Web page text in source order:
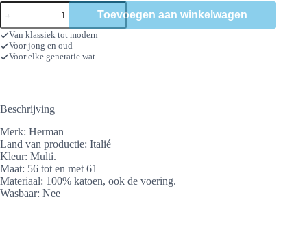
Flatcap
Forest
aantal
Toevoegen aan winkelwagen
Van klassiek tot modern
Voor jong en oud
Voor elke generatie wat
Beschrijving
Merk: Herman
Land van productie: Italié
Kleur: Multi.
Maat: 56 tot en met 61
Materiaal: 100% katoen, ook de voering.
Wasbaar: Nee